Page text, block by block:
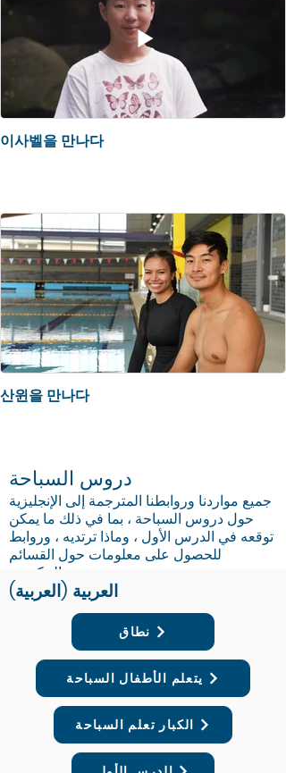
이사벨을 만나다
산윈을 만나다
دروس السباحة
جميع مواردنا وروابطنا المترجمة إلى الإنجليزية
حول دروس السباحة ، بما في ذلك ما يمكن
توقعه في الدرس الأول ، وماذا ترتديه ، وروابط
للحصول على معلومات حول القسائم
فيما يلي عرض لجميع صحائف الوقائع مترجمة
إلى اللغات الرئيسية بما في ذلك لمحة موجزة
الإطار الوطني للسباحة والسلامة المائية
العربية (العربية)
نطاق
يتعلم الأطفال السباحة
الكبار تعلم السباحة